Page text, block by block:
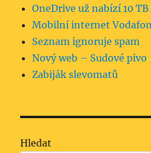
OneDrive už nabízí 10
Mobilní internet
Seznam ignoruje spam
Nový web – Sudové pivo
Zabiják slevomatů
Hledat